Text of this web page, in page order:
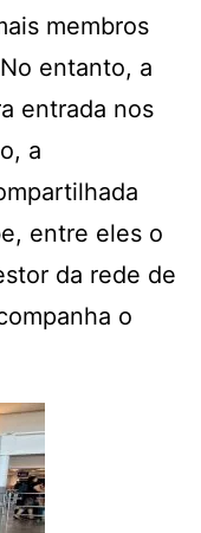
membros
entanto, a
entrada nos
a
entre eles o
da rede de
o